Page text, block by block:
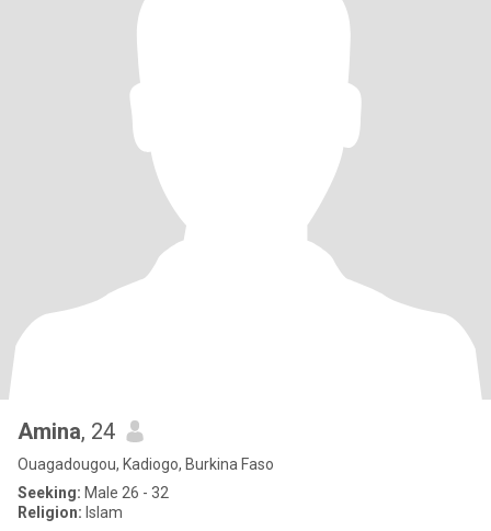
Amina, 24
Ouagadougou, Kadiogo, Burkina Faso
Seeking: Male 26 - 32
Religion: Islam